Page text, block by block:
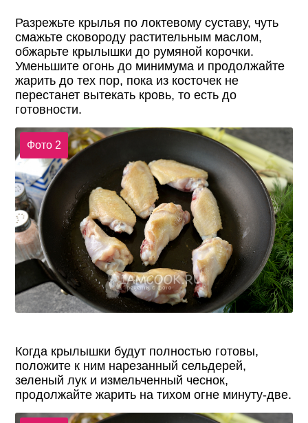
Разрежьте крылья по локтевому суставу, чуть
смажьте сковороду растительным маслом,
обжарьте крылышки до румяной корочки.
Уменьшите огонь до минимума и продолжайте
жарить до тех пор, пока из косточек не
перестанет вытекать кровь, то есть до
готовности.
Фото 2
Когда крылышки будут полностью готовы,
положите к ним нарезанный сельдерей,
зеленый лук и измельченный чеснок,
продолжайте жарить на тихом огне минуту-две.